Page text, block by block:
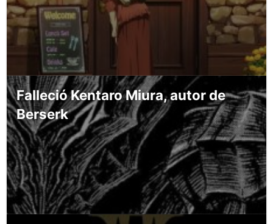
Falleció Kentaro Miura, autor de
Berserk